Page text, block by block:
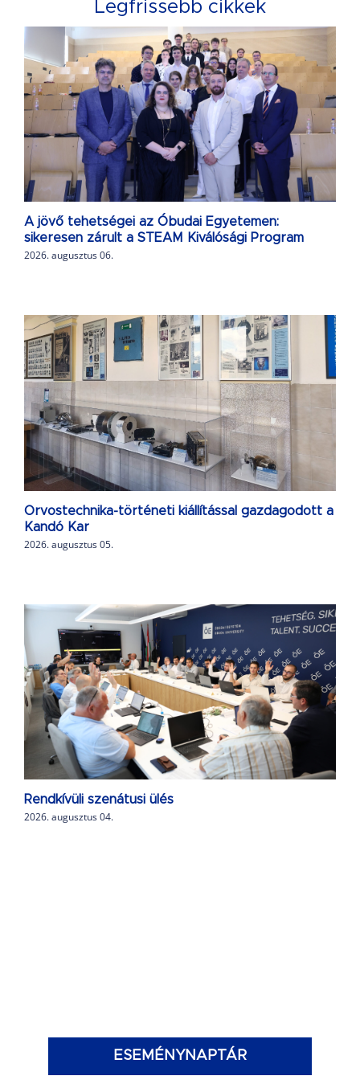
Legfrissebb cikkek
A jövő tehetségei az Óbudai Egyetemen:
sikeresen zárult a STEAM Kiválósági Program
2026. augusztus 06.
Orvostechnika-történeti kiállítással gazdagodott a
Kandó Kar
2026. augusztus 05.
Rendkívüli szenátusi ülés
2026. augusztus 04.
ESEMÉNYNAPTÁR